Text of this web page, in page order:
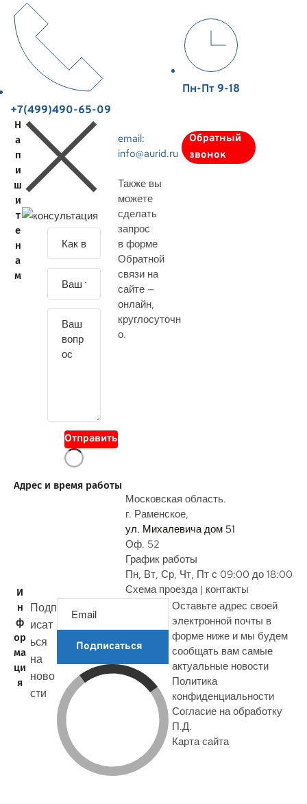
+7(499)490-65-09
Пн-Пт 9-18
Н
а
п
и
ш
и
т
е
н
а
м
о
Отправить
email:
info@aurid.ru
Также вы
можете
сделать
запрос
в форме
Обратной
связи на
сайте —
онлайн,
круглосуточн
о.
Обратный
звонок
Адрес и время работы
Московская область.
г. Раменское,
ул. Михалевича дом 51
Оф. 52
График работы
Пн, Вт, Ср, Чт, Пт с 09:00 до 18:00
Схема проезда | контакты
И
н
ф
ор
ма
ци
я
Подп
исат
ься
на
ново
сти
Подписаться
Оставьте адрес своей
электронной почты в
форме ниже и мы будем
сообщать вам самые
актуальные новости
Политика
конфиденциальности
Согласие на обработку
П.Д.
Карта сайта